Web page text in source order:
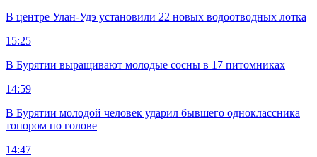
В центре Улан-Удэ установили 22 новых водоотводных лотка
15:25
В Бурятии выращивают молодые сосны в 17 питомниках
14:59
В Бурятии молодой человек ударил бывшего одноклассника
топором по голове
14:47